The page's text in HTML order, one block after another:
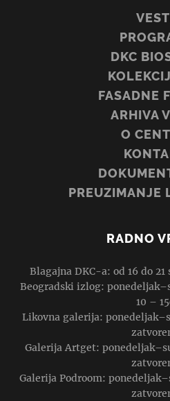
DKC
FASADNE
ARHIVA
O
PREUZIMANJE
RADNO
Blagajna DKC-a: od 16 do
Beogradski izlog:
10 –
Likovna galerija:
Galerija Artget:
Galerija Podroom: